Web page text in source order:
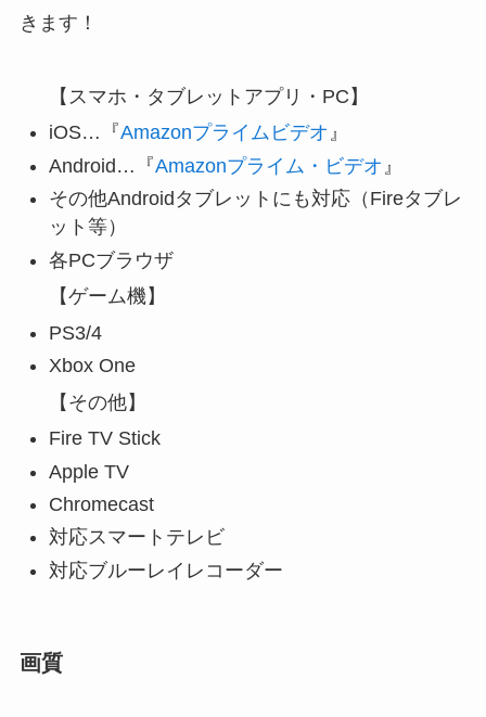
きます！
【スマホ・タブレットアプリ・PC】
iOS…『Amazonプライムビデオ 』
Android…『Amazonプライム・ビデオ 』
その他Androidタブレットにも対応（Fireタブレ
ット等）
各PCブラウザ
【ゲーム機】
PS3/4
Xbox One
【その他】
Fire TV Stick
Apple TV
Chromecast
対応スマートテレビ
対応ブルーレイレコーダー
画質